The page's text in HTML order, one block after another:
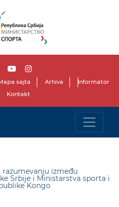
sajta Arhiva
Informator
Kontakt
između
Srbije i Ministarstva sporta i
Kongo